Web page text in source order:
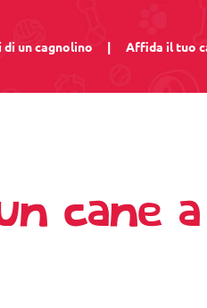
di un cagnolino | Affida il tuo
cane